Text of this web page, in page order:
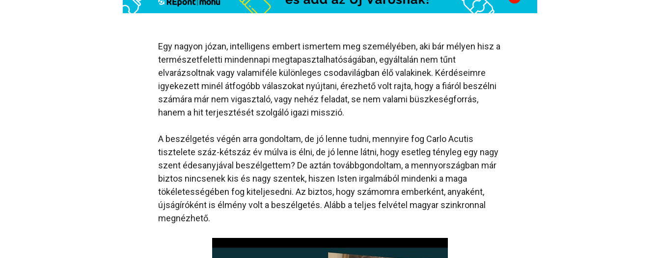
Egy nagyon józan, intelligens embert ismertem meg személyében, aki bár mélyen hisz a
természetfeletti mindennapi megtapasztalhatóságában, egyáltalán nem tűnt
elvarázsoltnak vagy valamiféle különleges csodavilágban élő valakinek. Kérdéseimre
igyekezett minél átfogóbb válaszokat nyújtani, érezhető volt rajta, hogy a fiáról beszélni
számára már nem vigasztaló, vagy nehéz feladat, se nem valami büszkeségforrás,
hanem a hit terjesztését szolgáló igazi misszió.
A beszélgetés végén arra gondoltam, de jó lenne tudni, mennyire fog Carlo Acutis
tisztelete száz-kétszáz év múlva is élni, de jó lenne látni, hogy esetleg tényleg egy nagy
szent édesanyjával beszélgettem? De aztán továbbgondoltam, a mennyországban már
biztos nincsenek kis és nagy szentek, hiszen Isten irgalmából mindenki a maga
tökéletességében fog kiteljesedni. Az biztos, hogy számomra emberként, anyaként,
újságíróként is élmény volt a beszélgetés. Alább a teljes felvétel magyar szinkronnal
megnézhető.